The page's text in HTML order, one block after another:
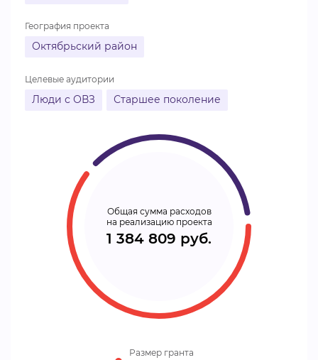
География проекта
Октябрьский район
Целевые аудитории
Люди с ОВЗ Старшее поколение
Общая сумма расходов
на реализацию проекта
1 384 809 руб.
Размер гранта